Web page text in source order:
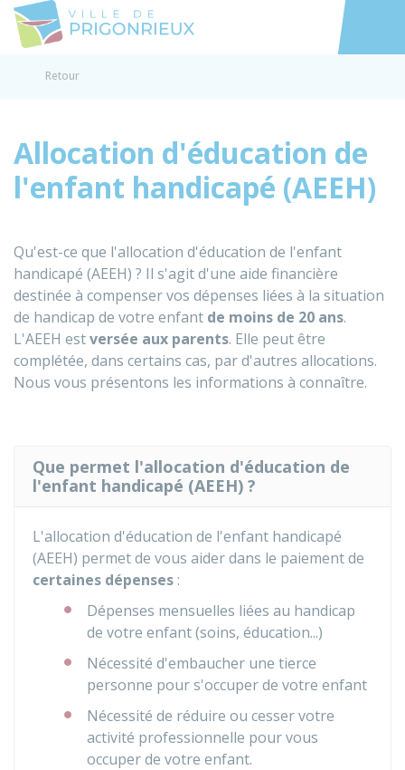
Accéder
Retour
Allocation d'éducation de
l'enfant handicapé (AEEH)
Qu'est-ce que l'allocation d'éducation de l'enfant
handicapé (AEEH) ? Il s'agit d'une aide financière
destinée à compenser vos dépenses liées à la situation
de handicap de votre enfant de moins de 20 ans.
L'AEEH estversée aux parents. Elle peut être
complétée, dans certains cas, par d'autres allocations.
Nous vous présentons les informations à connaître.
Que permet l'allocation d'éducation de
l'enfant handicapé (AEEH) ?
L'allocation d'éducation de l'enfant handicapé
(AEEH) permet de vous aider dans le paiement de
certaines dépenses :
Dépenses mensuelles liées au handicap
de votre enfant (soins, éducation...)
Nécessité d'embaucher une tierce
personne pour s'occuper de votre enfant
Nécessité de réduire ou cesser votre
activité professionnelle pour vous
occuper de votre enfant.